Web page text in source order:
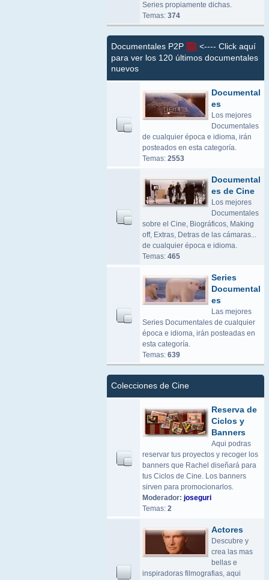
Series propiamente dichas.
Temas: 374
Documentales P2P
<---- Click aquí
para ver los 120 últimos documentales
nuevos
Documental
es
Los mejores
Documentales
de cualquier época e idioma, irán
posteados en esta categoría.
Temas: 2553
Documental
es de Cine
Los mejores
Documentales
sobre el Cine, Biográficos, Making
off, Extras, Detras de las cámaras...
de cualquier época e idioma.
Temas: 465
Series
Documental
es
Las mejores
Series Documentales de cualquier
época e idioma, irán posteadas en
esta categoría.
Temas: 639
Colecciones de Cine
Reserva de
Ciclos y
Banners
Aqui podras
reservar tus proyectos y recoger los
banners que Rachel diseñará para
tus Ciclos de Cine. Los banners
sirven para promocionarlos.
Moderador: joseguri
Temas: 2
Actores
Descubre y
crea las mas
bellas e
inspiradoras filmografias, aqui